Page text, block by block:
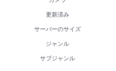
更新済み
サーバーのサイズ
ジャンル
サブジャンル